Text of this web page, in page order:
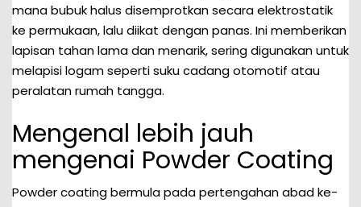
mana bubuk halus disemprotkan secara elektrostatik
ke permukaan, lalu diikat dengan panas. Ini memberikan
lapisan tahan lama dan menarik, sering digunakan untuk
melapisi logam seperti suku cadang otomotif atau
peralatan rumah tangga.
Mengenal lebih jauh
mengenai Powder Coating
Powder coating bermula pada pertengahan abad ke-